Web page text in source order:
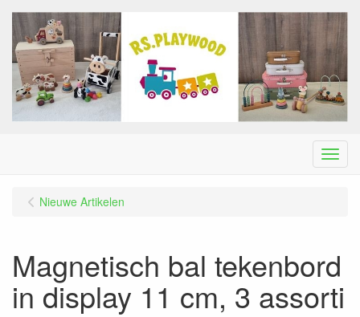
Menu
Nieuwe Artikelen
Magnetisch bal tekenbord
in display 11 cm, 3 assorti